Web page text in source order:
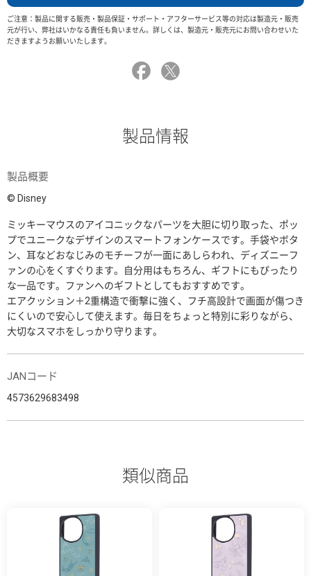
ご注意：製品に関する販売・製品保証・サポート・アフターサービス等の対応は製造元・販売
元が行い、弊社はいかなる責任も負いません。詳しくは、製造元・販売元にお問い合わせいた
だきますようお願いいたします。
製品情報
製品概要
© Disney
ミッキーマウスのアイコニックなパーツを大胆に切り取った、ポッ
プでユニークなデザインのスマートフォンケースです。手袋やボタ
ン、耳などおなじみのモチーフが一面にあしらわれ、ディズニーフ
ァンの心をくすぐります。自分用はもちろん、ギフトにもぴったり
な一品です。ファンへのギフトとしてもおすすめです。
エアクッション＋2重構造で衝撃に強く、フチ高設計で画面が傷つき
にくいので安心して使えます。毎日をちょっと特別に彩りながら、
大切なスマホをしっかり守ります。
JANコード
4573629683498
類似商品